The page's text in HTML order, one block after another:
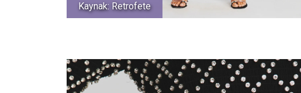
Kaynak: Retrofete